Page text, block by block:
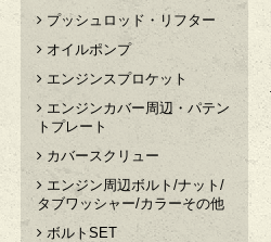
プッシュロッド・リフター
オイルポンプ
エンジンスプロケット
エンジンカバー周辺・パテン
トプレート
カバースクリュー
エンジン周辺ボルト/ナット/
タブワッシャー/カラーその他
ボルトSET